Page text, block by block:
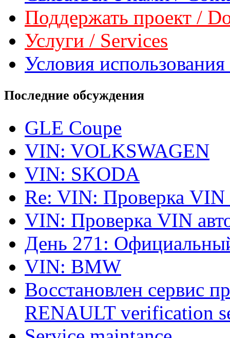
Поддержать проект /
Услуги / Services
Условия
Последние обсуждения
GLE Coupe
VIN: VOLKSWAGEN
VIN: SKODA
Re: VIN: Проверка VIN
VIN: Проверка VIN
День 271:
VIN: BMW
Восстановлен сервис
RENAULT verification